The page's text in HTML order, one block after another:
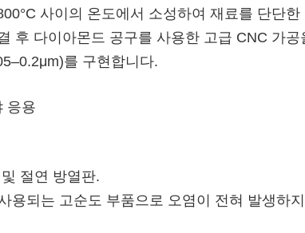
사이의 온도에서 소성하여 재료를 단단
후 다이아몬드 공구를 사용한 고급 CNC 가
를 구현합니다.
응용
절연 방열판.
용되는 고순도 부품으로 오염이 전혀 발생하